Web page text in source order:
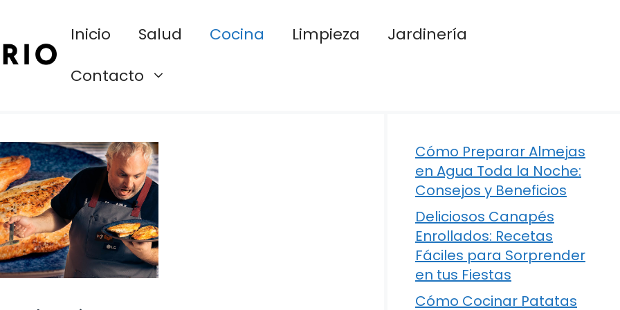
Inicio Salud Cocina Limpieza
Jardinería
Contacto
Cómo Preparar Almejas
en Agua Toda la Noche:
Consejos y Beneficios
Deliciosos Canapés
Enrollados: Recetas
Fáciles para Sorprender
en tus Fiestas
Cómo Cocinar Patatas